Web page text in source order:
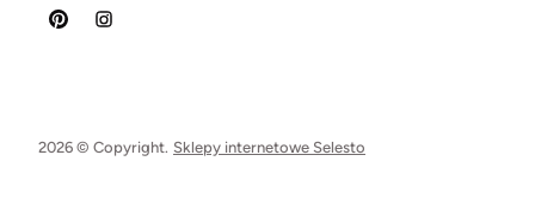
2026 © Copyright. Sklepy internetowe Selesto